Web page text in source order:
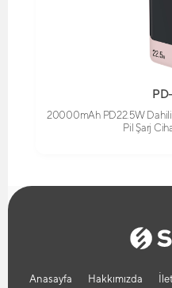
20000mAh PD22.5W Dahili
Pil Şarj
Anasayfa Hakkımızda